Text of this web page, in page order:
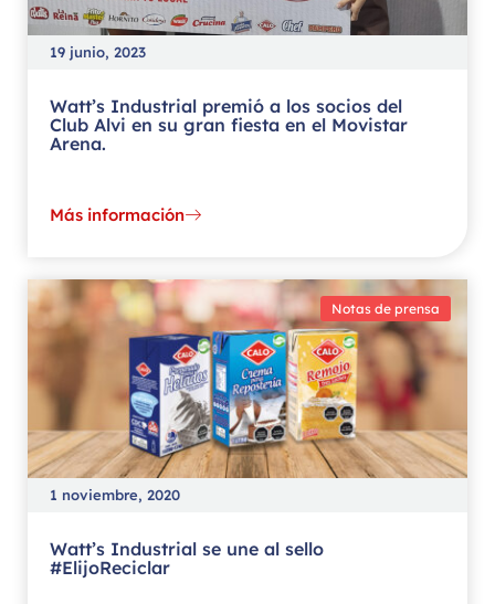
19 junio, 2023
Watt’s Industrial premió a los socios del
Club Alvi en su gran fiesta en el Movistar
Arena.
Más información
Notas de prensa
1 noviembre, 2020
Watt’s Industrial se une al sello
#ElijoReciclar